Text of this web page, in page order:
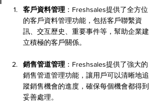
客戶資料管理 ：Freshsales提供了全方位
的客戶資料管理功能，包括客戶聯繫資
訊、交互歷史、重要事件等，幫助企業建
立積極的客戶關係。
銷售管道管理 ：Freshsales提供了強大的
銷售管道管理功能，讓用戶可以清晰地追
蹤銷售機會的進度，確保每個機會都得到
妥善處理。